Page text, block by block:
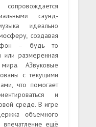
саунд-
идеально
создавая
фон – будь то
размеренная
мира. АЗвуковые
с текущими
что помогает
и
среде. В игре
объемного
впечатление ещё